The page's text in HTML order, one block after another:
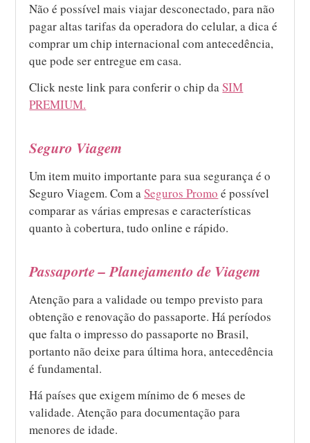
Não é possível mais viajar desconectado, para não
pagar altas tarifas da operadora do celular, a dica é
comprar um chip internacional com antecedência,
que pode ser entregue em casa.
Click neste link para conferir o chip daSIM
PREMIUM.
Seguro Viagem
Um item muito importante para sua segurança é o
Seguro Viagem. Com aSeguros Promo é possível
comparar as várias empresas e características
quanto à cobertura, tudo online e rápido.
Passaporte – Planejamento de Viagem
Atenção para a validade ou tempo previsto para
obtenção e renovação do passaporte. Há períodos
que falta o impresso do passaporte no Brasil,
portanto não deixe para última hora, antecedência
é fundamental.
Há países que exigem mínimo de 6 meses de
validade. Atenção para documentação para
menores de idade.